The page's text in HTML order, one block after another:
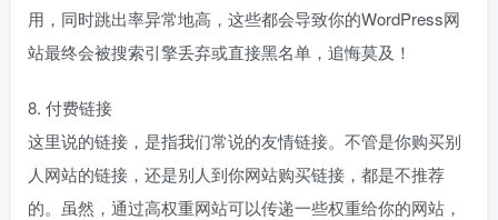
用，同时跳出率异常地高，这些都会导致你的WordPress网
站最终会被搜索引擎丢弃或直接黑名单，追悔莫及！
8. 付费链接
这里说的链接，是指我们常说的友情链接。不管是你购买别
人网站的链接，还是别人到你网站购买链接，都是不推荐
的。虽然，通过高权重网站可以传递一些权重给你的网站，